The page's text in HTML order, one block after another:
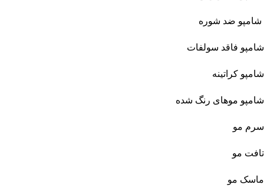
شامپو ضد شوره
شامپو فاقد سولفات
شامپو کراتینه
شامپو موهای رنگ شده
سرم مو
تافت مو
ماسک مو